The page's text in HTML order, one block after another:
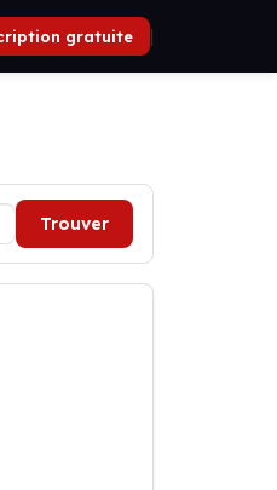
gratuite |
Trouver